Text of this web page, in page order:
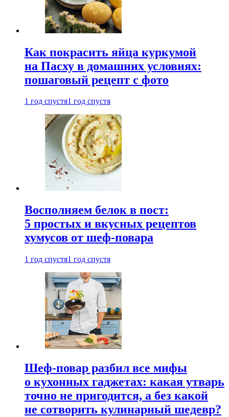
Как покрасить яйца куркумой
на Пасху в домашних условиях:
пошаговый рецепт с фото
1 год спустя1 год спустя
Восполняем белок в пост:
5 простых и вкусных рецептов
хумусов от шеф-повара
1 год спустя1 год спустя
Шеф-повар разбил все мифы
о кухонных гаджетах: какая утварь
точно не пригодится, а без какой
не сотворить кулинарный шедевр?